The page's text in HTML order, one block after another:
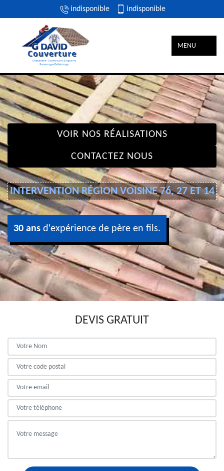
indisponible indisponible
MENU
VOIR NOS RÉALISATIONS
CONTACTEZ NOUS
INTERVENTION RÉGION VOISINE 76, 27 ET 14
30 ans d'expérience de père en fils.
DEVIS GRATUIT